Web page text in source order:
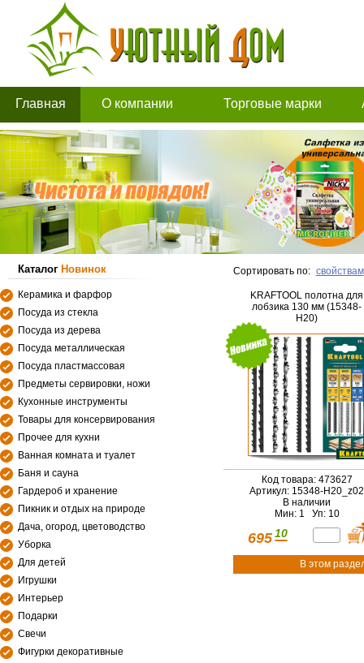
Главная О компании Торговые марки
Каталог Новинок
Керамика и фарфор
Посуда из стекла
Посуда из дерева
Посуда металлическая
Посуда пластмассовая
Предметы сервировки, ножи
Кухонные инструменты
Товары для консервирования
Прочее для кухни
Ванная комната и туалет
Баня и сауна
Гардероб и хранение
Пикник и отдых на природе
Дача, огород, цветоводство
Уборка
Для детей
Игрушки
Интерьер
Подарки
Свечи
Фигурки декоративные
Сортировать по: свойствам
KRAFTOOL полотна для
лобзика 130 мм (15348-
H20)
Код товара: 473627
Артикул: 15348-H20_z02
В наличии
Мин: 1 Уп: 10
695 10
В этом